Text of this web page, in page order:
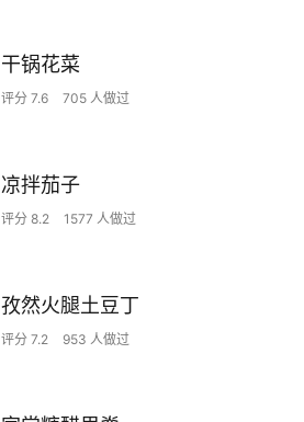
干锅花菜
评分 7.6 705 人做过
凉拌茄子
评分 8.2 1577 人做过
孜然火腿土豆丁
评分 7.2 953 人做过